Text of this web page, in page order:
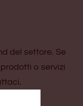
del settore. Se
o servizi